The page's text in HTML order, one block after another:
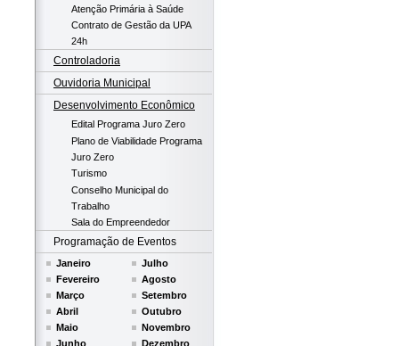
Atenção Primária à Saúde
Contrato de Gestão da UPA
24h
Controladoria
Ouvidoria Municipal
Desenvolvimento Econômico
Edital Programa Juro Zero
Plano de Viabilidade Programa
Juro Zero
Turismo
Conselho Municipal do
Trabalho
Sala do Empreendedor
Programação de Eventos
Janeiro
Fevereiro
Março
Abril
Maio
Junho
Julho
Agosto
Setembro
Outubro
Novembro
Dezembro